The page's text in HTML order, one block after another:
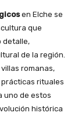
en Elche se
que
detalle,
de la región.
romanas,
rituales
uno de estos
histórica